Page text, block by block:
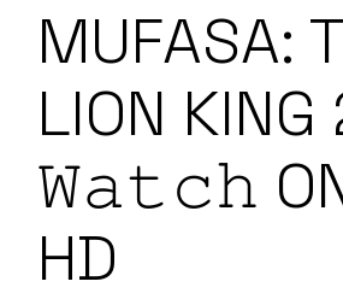
MUFASA:
LION
𝚆𝚊𝚝𝚌𝚑
HD